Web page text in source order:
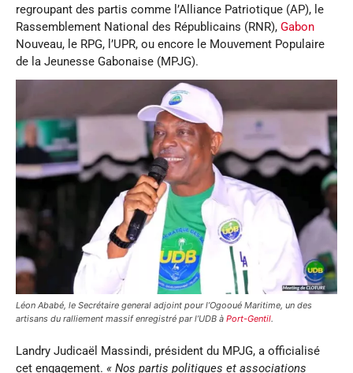
regroupant des partis comme l’Alliance Patriotique (AP), le
Rassemblement National des Républicains (RNR), Gabon
Nouveau, le RPG, l’UPR, ou encore le Mouvement Populaire
de la Jeunesse Gabonaise (MPJG).
Léon Ababé, le Secrétaire general adjoint pour l’Ogooué Maritime, un des
artisans du ralliement massif enregistré par l’UDB à Port-Gentil.
Landry Judicaël Massindi, président du MPJG, a officialisé
cet engagement. « Nos partis politiques et associations